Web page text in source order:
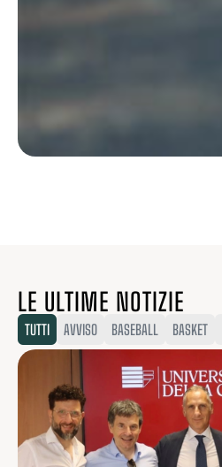
LE ULTIME NOTIZIE
AVVISO BASEBALL BASKET
TUTTI